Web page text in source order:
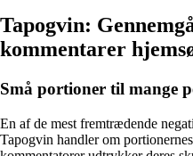
Tapogvin:
kommentarer
Små portioner til mange
En af de mest fremtrædende
Tapogvin handler om